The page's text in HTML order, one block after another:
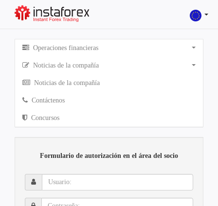
Operaciones financieras
Noticias de la compañía
Noticias de la compañía
Contáctenos
Concursos
Formulario de autorización en el área del socio
Usuario:
Contraseña: